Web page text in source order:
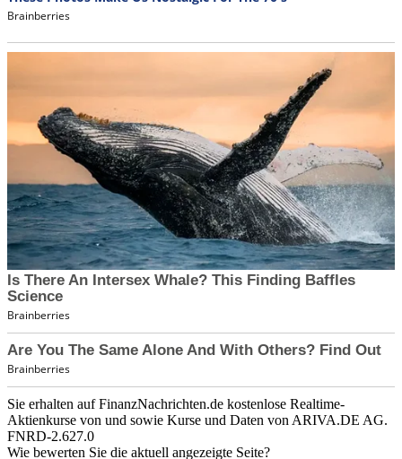
Sie erhalten auf FinanzNachrichten.de kostenlose Realtime-
Aktienkurse von und sowie Kurse und Daten von ARIVA.DE AG.
FNRD-2.627.0
Wie bewerten Sie die aktuell angezeigte Seite?